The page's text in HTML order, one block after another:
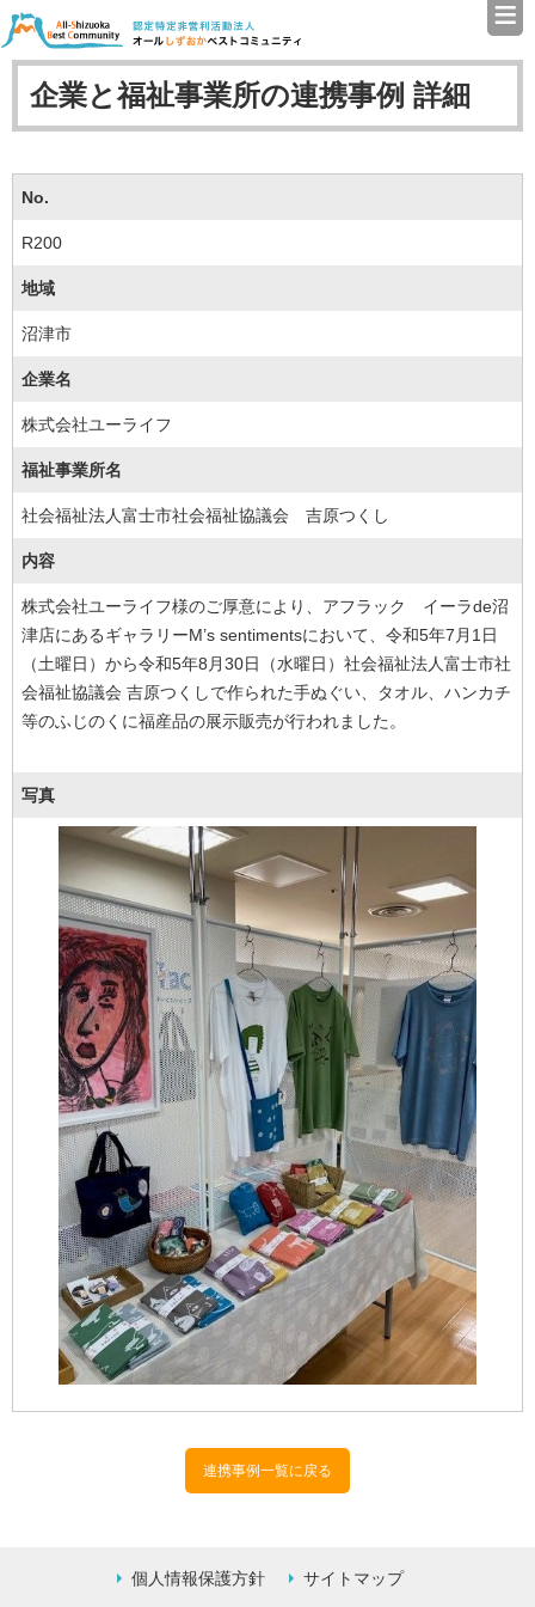
認定特定非営利活動法人（
≡
企業と福祉事業所の連携事例 詳細
No.
R200
地域
沼津市
企業名
株式会社ユーライフ
福祉事業所名
社会福祉法人富士市社会福祉協議会 吉原つくし
内容
株式会社ユーライフ様のご厚意により、アフラック イーラde沼
津店にあるギャラリーM’s sentimentsにおいて、令和5年7月1日
（土曜日）から令和5年8月30日（水曜日）社会福祉法人富士市社
会福祉協議会 吉原つくしで作られた手ぬぐい、タオル、ハンカチ
等のふじのくに福産品の展示販売が行われました。
写真
連携事例一覧に戻る
個人情報保護方針 サイトマップ